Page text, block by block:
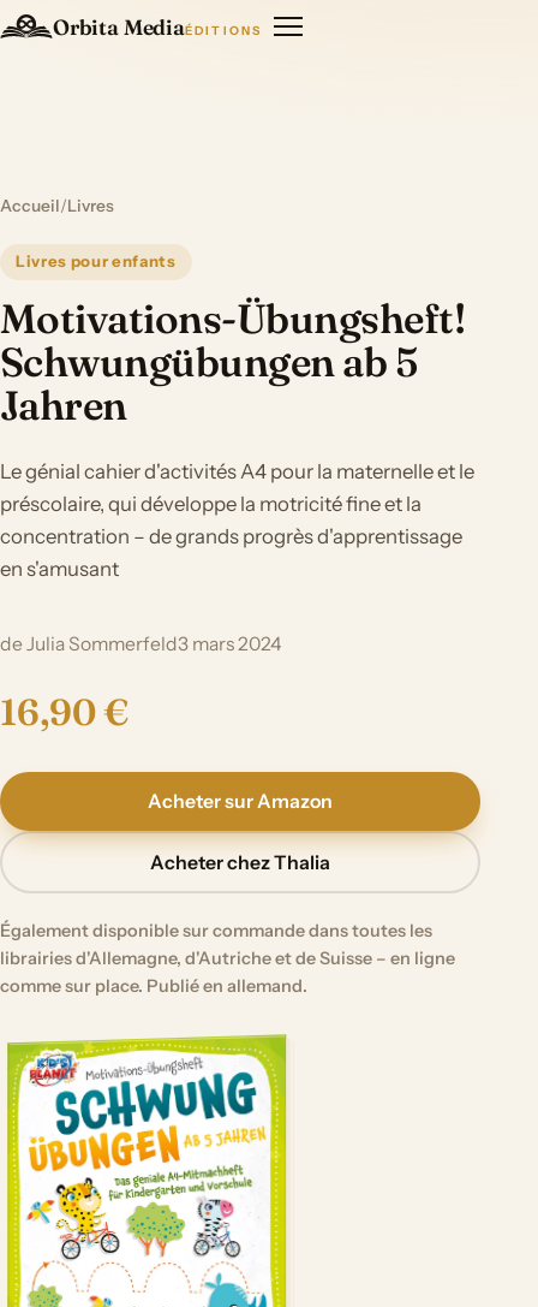
Orbita MediaÉDITIONS
Accueil/Livres
Livres pour enfants
Motivations-Übungsheft!
Schwungübungen ab 5
Jahren
Le génial cahier d'activités A4 pour la maternelle et le
préscolaire, qui développe la motricité fine et la
concentration – de grands progrès d'apprentissage
en s'amusant
de Julia Sommerfeld3 mars 2024
16,90 €
Acheter sur Amazon
Acheter chez Thalia
Également disponible sur commande dans toutes les
librairies d'Allemagne, d'Autriche et de Suisse – en ligne
comme sur place. Publié en allemand.